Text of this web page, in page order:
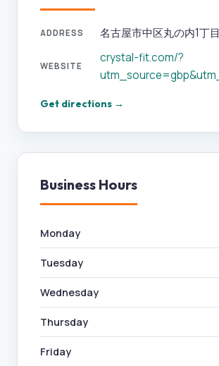
ADDRESS 名古屋市中区丸の内1丁
WEBSITE
crystal-fit.com/?
Get directions →
Business Hours
Monday
Tuesday
Wednesday
Thursday
Friday